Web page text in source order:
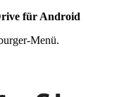
für Android
Menü.